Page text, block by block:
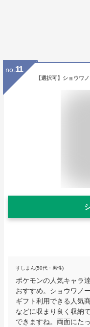
no. 11
すしまん(50代・男性)
ポケモンの人気キャラ
おすすめ。ショウワノ
ギフト利用できる人気
などに収まり良く収納
できますね。両面にた